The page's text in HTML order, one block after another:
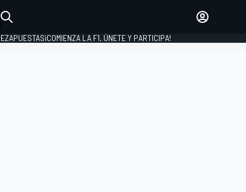
APUESTAS¡COMIENZA LA F1, ÚNETE Y PARTICIPA!